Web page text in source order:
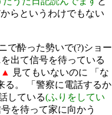
らというわけでもない
で酔った勢いで(?)ショー
出て信号を待っている
▲
見てもいないのに 「な
る。 「警察に電話するか
している(ふりをしてい
を待って家に向かう